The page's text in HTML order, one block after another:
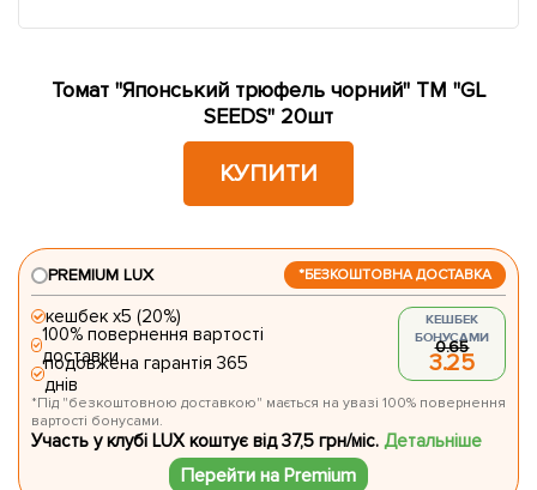
Томат "Японський трюфель чорний" ТМ "GL
SEEDS" 20шт
КУПИТИ
*БЕЗКОШТОВНА ДОСТАВКА
PREMIUM LUX
кешбек х5 (20%)
100% повернення вартості
доставки
подовжена гарантія 365
днів
КЕШБЕК
БОНУСАМИ
0.65
3.25
*Під "безкоштовною доставкою" мається на увазі 100% повернення
вартості бонусами.
Участь у клубі LUX коштує від 37,5 грн/міс.Детальніше
Перейти на Premium